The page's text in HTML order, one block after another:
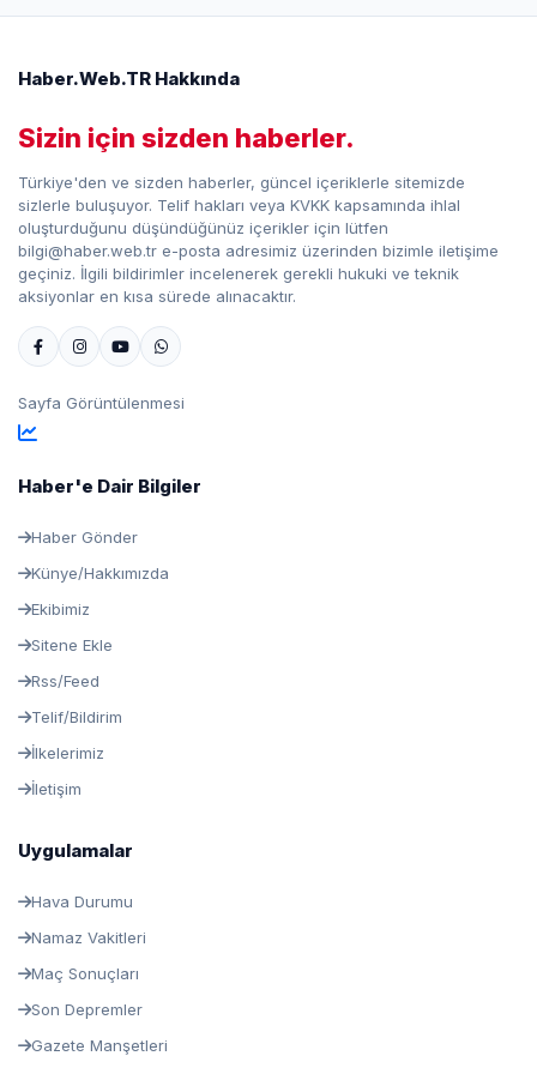
Haber.Web.TR Hakkında
Sizin için sizden haberler.
Türkiye'den ve sizden haberler, güncel içeriklerle sitemizde
sizlerle buluşuyor. Telif hakları veya KVKK kapsamında ihlal
oluşturduğunu düşündüğünüz içerikler için lütfen
bilgi@haber.web.tr e-posta adresimiz üzerinden bizimle iletişime
geçiniz. İlgili bildirimler incelenerek gerekli hukuki ve teknik
aksiyonlar en kısa sürede alınacaktır.
Sayfa Görüntülenmesi
Haber'e Dair Bilgiler
Haber Gönder
Künye/Hakkımızda
Ekibimiz
Sitene Ekle
Rss/Feed
Telif/Bildirim
İlkelerimiz
İletişim
Uygulamalar
Hava Durumu
Namaz Vakitleri
Maç Sonuçları
Son Depremler
Gazete Manşetleri